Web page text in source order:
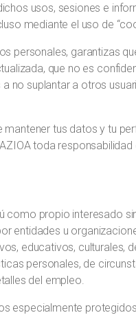
usos, sesiones e
mediante el uso de
personales, garantizas
que no es
no suplantar a otros
tus datos y tu
toda
como propio interesado
entidades u
educativos, culturales,
personales, de
del empleo.
especialmente